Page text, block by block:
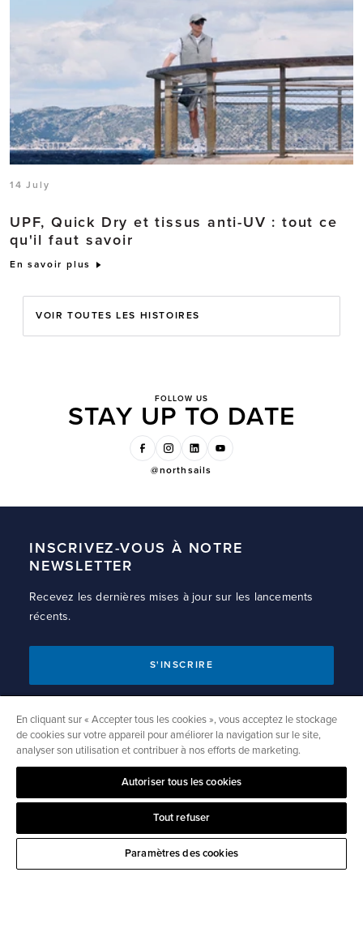
14 July
UPF, Quick Dry et tissus anti-UV : tout ce
qu'il faut savoir
En savoir plus
VOIR TOUTES LES HISTOIRES
FOLLOW US
STAY UP TO DATE
@northsails
INSCRIVEZ-VOUS À NOTRE
NEWSLETTER
Recevez les dernières mises à jour sur les lancements
récents.
S'INSCRIRE
NORTH SAILS
Sail Finder
One Design Shop
Service certifié
3Di Technology
En cliquant sur « Accepter tous les cookies », vous acceptez le stockage
de cookies sur votre appareil pour améliorer la navigation sur le site,
analyser son utilisation et contribuer à nos efforts de marketing.
Autoriser tous les cookies
Tout refuser
Paramètres des cookies